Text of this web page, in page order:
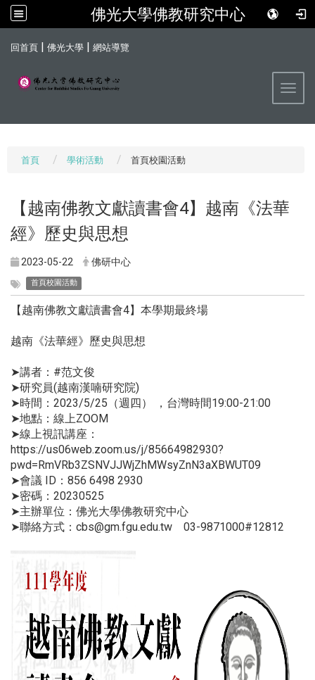
佛光大學佛教研究中心
回首頁 | 佛光大學 | 網站導覽
首頁 學術活動 首頁校園活動
【越南佛教文獻讀書會4】越南《法華
經》歷史與思想
2023-05-22 佛研中心
首頁校園活動
【越南佛教文獻讀書會4】本學期最終場
越南《法華經》歷史與思想
➤講者：#范文俊
➤研究員(越南漢喃研究院)
➤時間：2023/5/25（週四） ，台灣時間19:00-21:00
➤地點：線上ZOOM
➤線上視訊講座：
https://us06web.zoom.us/j/85664982930?
pwd=RmVRb3ZSNVJJWjZhMWsyZnN3aXBWUT09
➤會議 ID：856 6498 2930
➤密碼：20230525
➤主辦單位：佛光大學佛教研究中心
➤聯絡方式：cbs@gm.fgu.edu.tw 03-9871000#12812